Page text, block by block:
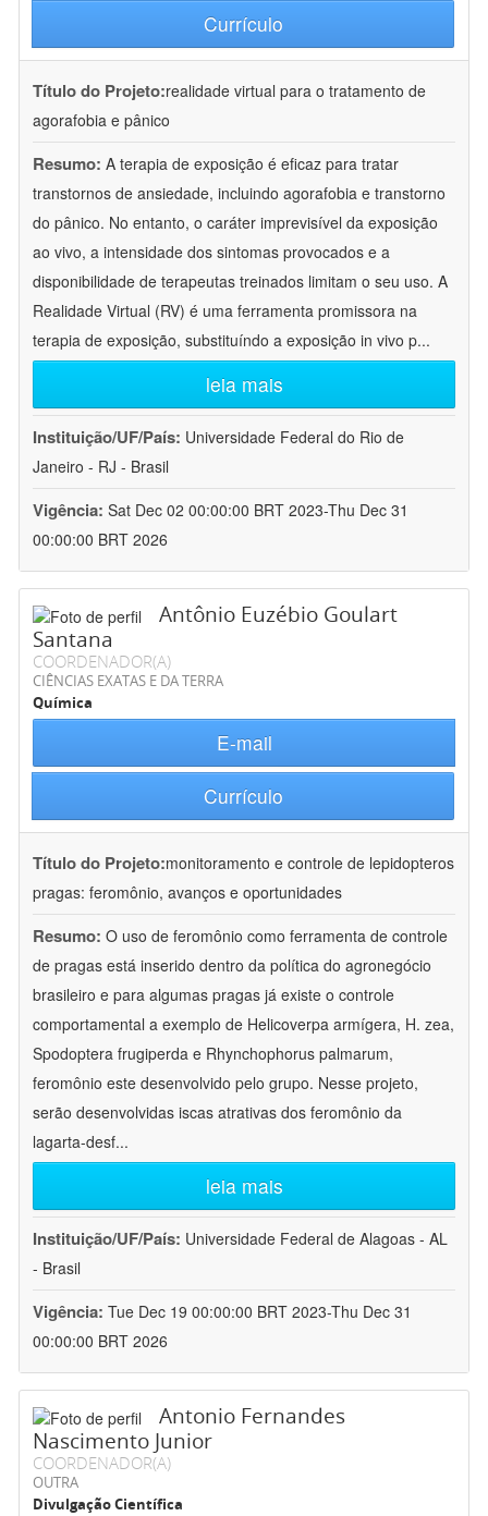
Currículo
Título do Projeto:realidade virtual para o tratamento de
agorafobia e pânico
Resumo: A terapia de exposição é eficaz para tratar
transtornos de ansiedade, incluindo agorafobia e transtorno
do pânico. No entanto, o caráter imprevisível da exposição
ao vivo, a intensidade dos sintomas provocados e a
disponibilidade de terapeutas treinados limitam o seu uso. A
Realidade Virtual (RV) é uma ferramenta promissora na
terapia de exposição, substituíndo a exposição in vivo p...
leia mais
Instituição/UF/País: Universidade Federal do Rio de
Janeiro - RJ - Brasil
Vigência: Sat Dec 02 00:00:00 BRT 2023-Thu Dec 31
00:00:00 BRT 2026
Antônio Euzébio Goulart
Santana
COORDENADOR(A)
CIÊNCIAS EXATAS E DA TERRA
Química
E-mail
Currículo
Título do Projeto:monitoramento e controle de lepidopteros
pragas: feromônio, avanços e oportunidades
Resumo: O uso de feromônio como ferramenta de controle
de pragas está inserido dentro da política do agronegócio
brasileiro e para algumas pragas já existe o controle
comportamental a exemplo de Helicoverpa armígera, H. zea,
Spodoptera frugiperda e Rhynchophorus palmarum,
feromônio este desenvolvido pelo grupo. Nesse projeto,
serão desenvolvidas iscas atrativas dos feromônio da
lagarta-desf...
leia mais
Instituição/UF/País: Universidade Federal de Alagoas - AL
- Brasil
Vigência: Tue Dec 19 00:00:00 BRT 2023-Thu Dec 31
00:00:00 BRT 2026
Antonio Fernandes
Nascimento Junior
COORDENADOR(A)
OUTRA
Divulgação Científica